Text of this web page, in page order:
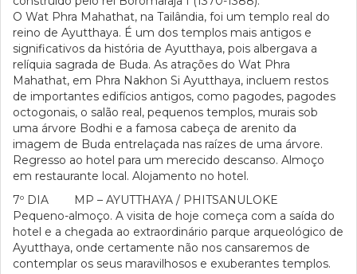
O Wat Phra Mahathat, na Tailândia, foi um templo real do
reino de Ayutthaya. É um dos templos mais antigos e
significativos da história de Ayutthaya, pois albergava a
relíquia sagrada de Buda. As atrações do Wat Phra
Mahathat, em Phra Nakhon Si Ayutthaya, incluem restos
de importantes edifícios antigos, como pagodes, pagodes
octogonais, o salão real, pequenos templos, murais sob
uma árvore Bodhi e a famosa cabeça de arenito da
imagem de Buda entrelaçada nas raízes de uma árvore.
Regresso ao hotel para um merecido descanso. Almoço
em restaurante local. Alojamento no hotel.
7º DIA MP – AYUTTHAYA / PHITSANULOKE
Pequeno-almoço. A visita de hoje começa com a saída do
hotel e a chegada ao extraordinário parque arqueológico de
Ayutthaya, onde certamente não nos cansaremos de
contemplar os seus maravilhosos e exuberantes templos.